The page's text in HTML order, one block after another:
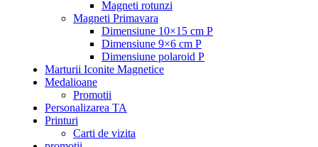
Magneti rotunzi
Magneti Primavara
Dimensiune 10×15 cm P
Dimensiune 9×6 cm P
Dimensiune polaroid P
Marturii Iconite Magnetice
Medalioane
Promotii
Personalizarea TA
Printuri
Carti de vizita